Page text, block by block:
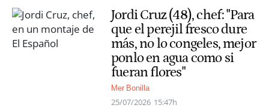
Jordi Cruz (48), chef: "Para
que el perejil fresco dure
más, no lo congeles, mejor
ponlo en agua como si
fueran flores"
Mer Bonilla
25/07/2026 15:47h